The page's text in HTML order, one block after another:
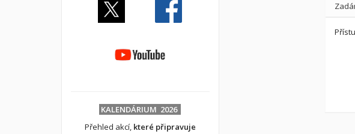
KALENDÁRIUM 2026
Přehled akcí, které připravuje